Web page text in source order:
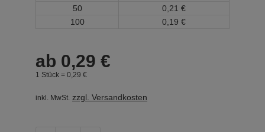
50
0, 21 €
100
0, 19 €
ab 0,29 €
1 Stück = 0, 29 €
inkl. MwSt. zzgl. Versandkosten